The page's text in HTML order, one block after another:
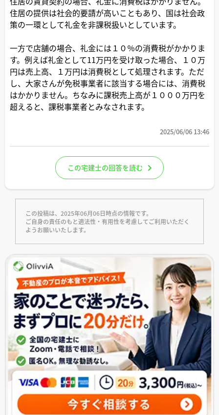
住居の提供は社会的要請が高いこともあり、国は社会政
策の一環として礼金を非課税扱いとしています。
一方で店舗の場合、礼金には１０％の消費税がかかりま
す。例えば礼金として11万円を受け取った場合、１０万
円は売上高、１万円は消費税として処理されます。ただ
し、大家さんが免税事業者に該当する場合には、消費税
はかかりません。ちなみに課税売上高が１０００万円を
超えると、課税事業者とみなされます。
2025/06/06 13:46
この宅建士の回答を読む
この投稿は、2025年06月06日時点の情報です。
ご自身の責任のもと適法性・有用性を考慮してご利用いただく
ようお願いいたします。